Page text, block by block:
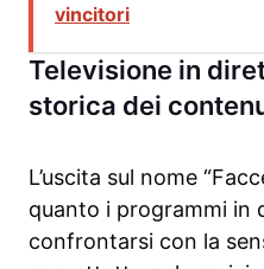
vincitori
Televisione in
storica dei
L’uscita sul nome
quanto i programmi in
confrontarsi con la